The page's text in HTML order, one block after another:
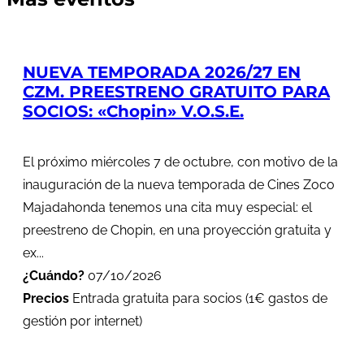
NUEVA TEMPORADA 2026/27 EN
CZM. PREESTRENO GRATUITO PARA
SOCIOS: «Chopin» V.O.S.E.
El próximo miércoles 7 de octubre, con motivo de la
inauguración de la nueva temporada de Cines Zoco
Majadahonda tenemos una cita muy especial: el
preestreno de Chopin, en una proyección gratuita y
ex...
¿Cuándo? 07/10/2026
Precios Entrada gratuita para socios (1€ gastos de
gestión por internet)